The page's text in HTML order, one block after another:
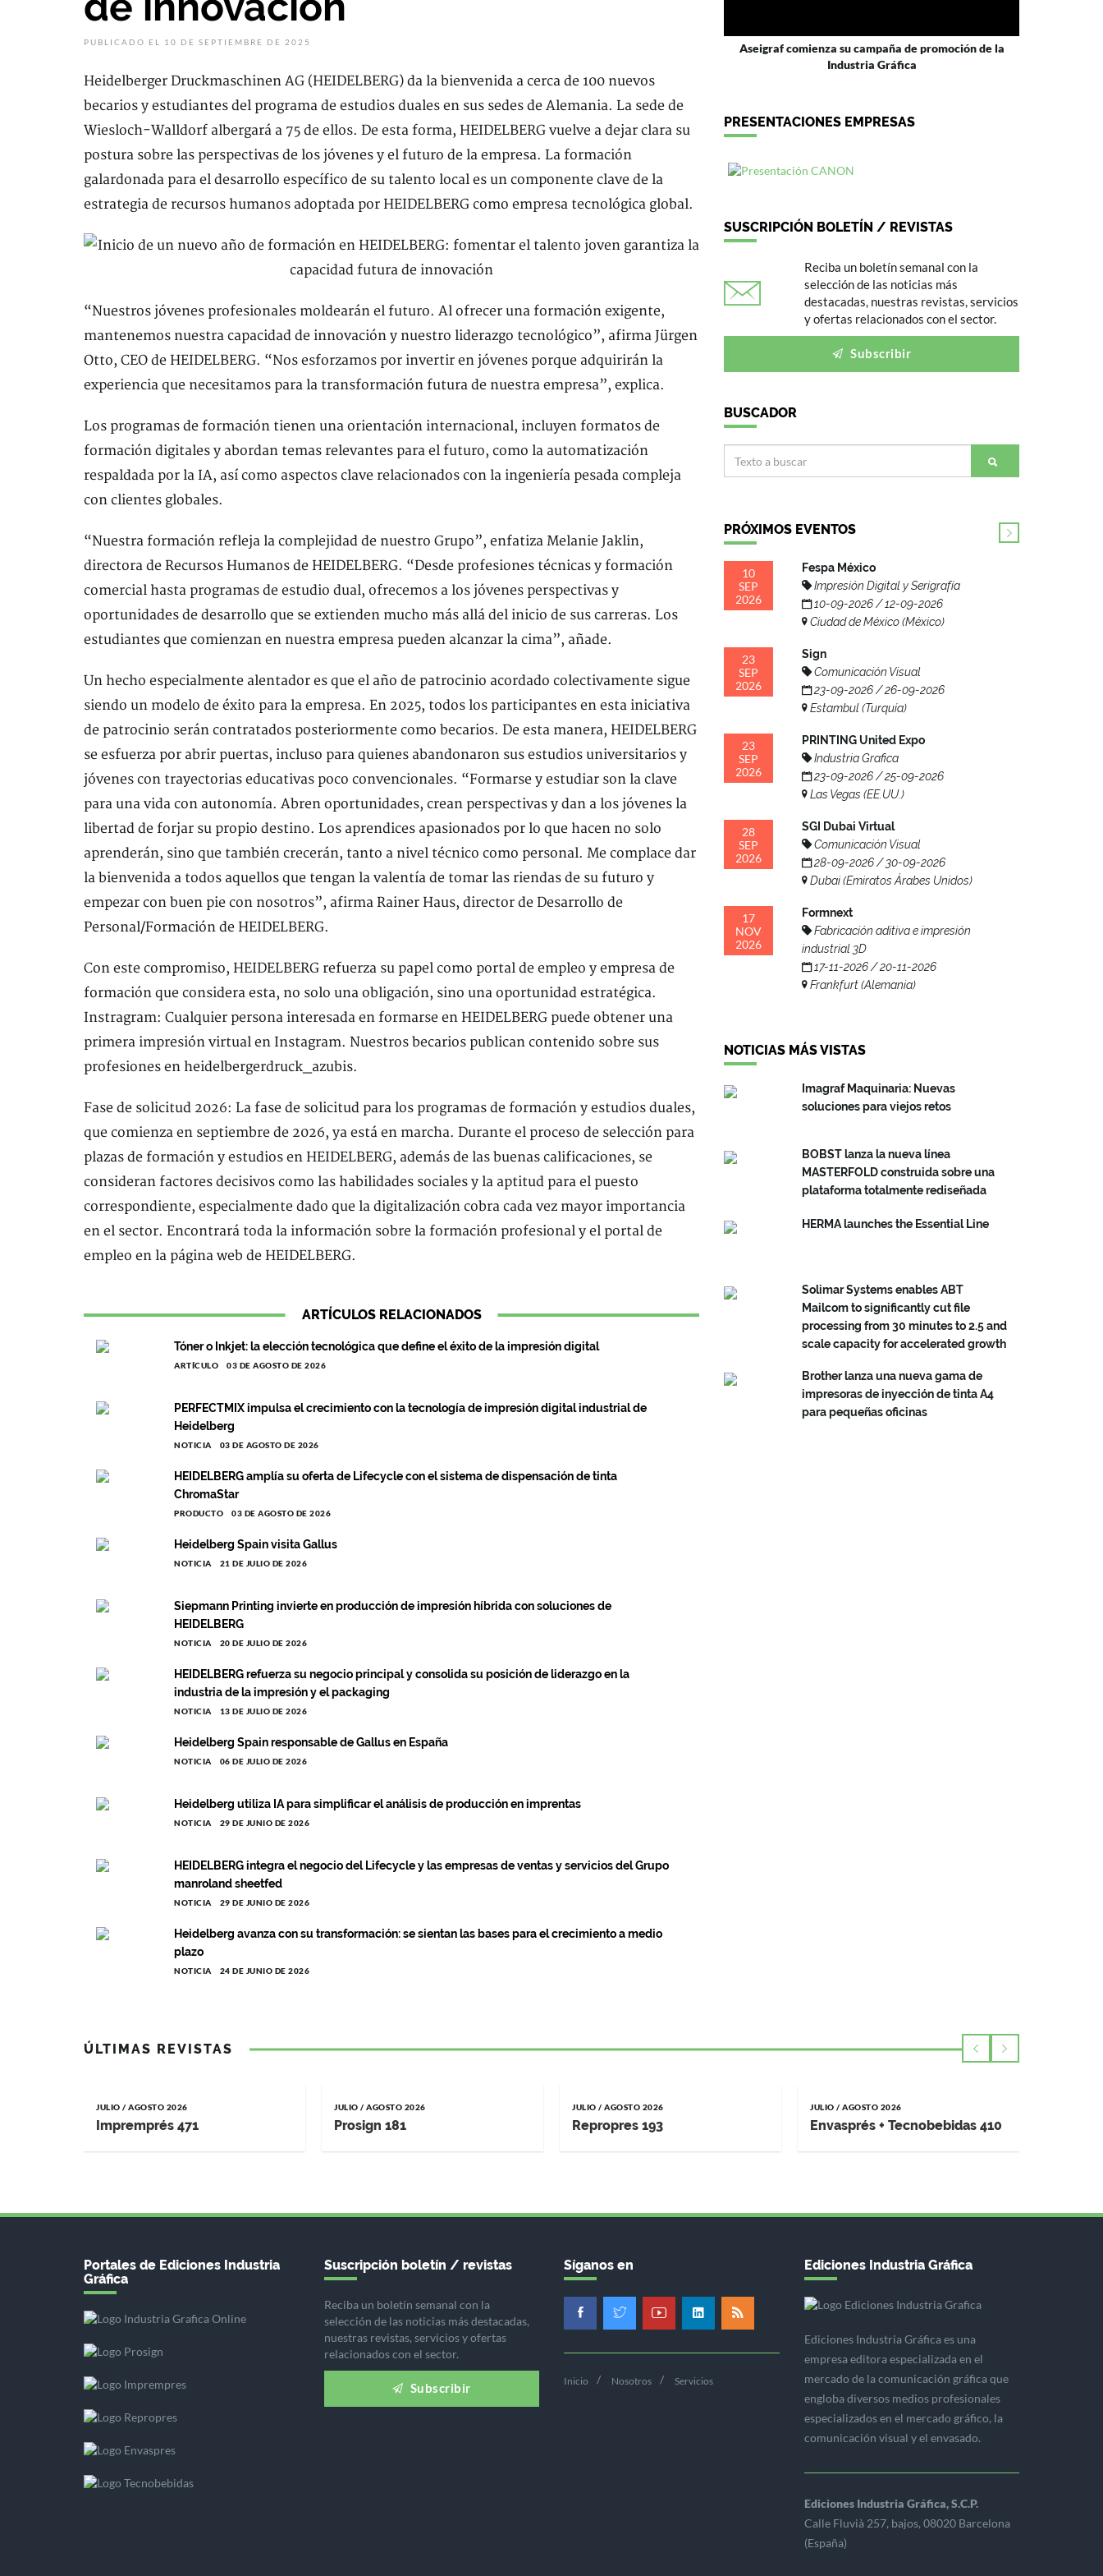
PUBLICADO EL 10 DE SEPTIEMBRE DE 2025
Heidelberger Druckmaschinen AG (HEIDELBERG) da la bienvenida a cerca de 100 nuevos
becarios y estudiantes del programa de estudios duales en sus sedes de Alemania. La sede de
Wiesloch-Walldorf albergará a 75 de ellos. De esta forma, HEIDELBERG vuelve a dejar clara su
postura sobre las perspectivas de los jóvenes y el futuro de la empresa. La formación
galardonada para el desarrollo específico de su talento local es un componente clave de la
estrategia de recursos humanos adoptada por HEIDELBERG como empresa tecnológica global.
“Nuestros jóvenes profesionales moldearán el futuro. Al ofrecer una formación exigente,
mantenemos nuestra capacidad de innovación y nuestro liderazgo tecnológico”, afirma Jürgen
Otto, CEO de HEIDELBERG. “Nos esforzamos por invertir en jóvenes porque adquirirán la
experiencia que necesitamos para la transformación futura de nuestra empresa”, explica.
Los programas de formación tienen una orientación internacional, incluyen formatos de
formación digitales y abordan temas relevantes para el futuro, como la automatización
respaldada por la IA, así como aspectos clave relacionados con la ingeniería pesada compleja
con clientes globales.
“Nuestra formación refleja la complejidad de nuestro Grupo”, enfatiza Melanie Jaklin,
directora de Recursos Humanos de HEIDELBERG. “Desde profesiones técnicas y formación
comercial hasta programas de estudio dual, ofrecemos a los jóvenes perspectivas y
oportunidades de desarrollo que se extienden mucho más allá del inicio de sus carreras. Los
estudiantes que comienzan en nuestra empresa pueden alcanzar la cima”, añade.
Un hecho especialmente alentador es que el año de patrocinio acordado colectivamente sigue
siendo un modelo de éxito para la empresa. En 2025, todos los participantes en esta iniciativa
de patrocinio serán contratados posteriormente como becarios. De esta manera, HEIDELBERG
se esfuerza por abrir puertas, incluso para quienes abandonaron sus estudios universitarios y
jóvenes con trayectorias educativas poco convencionales. “Formarse y estudiar son la clave
para una vida con autonomía. Abren oportunidades, crean perspectivas y dan a los jóvenes la
libertad de forjar su propio destino. Los aprendices apasionados por lo que hacen no solo
aprenderán, sino que también crecerán, tanto a nivel técnico como personal. Me complace dar
la bienvenida a todos aquellos que tengan la valentía de tomar las riendas de su futuro y
empezar con buen pie con nosotros”, afirma Rainer Haus, director de Desarrollo de
Personal/Formación de HEIDELBERG.
Con este compromiso, HEIDELBERG refuerza su papel como portal de empleo y empresa de
formación que considera esta, no solo una obligación, sino una oportunidad estratégica.
Instragram: Cualquier persona interesada en formarse en HEIDELBERG puede obtener una
primera impresión virtual en Instagram. Nuestros becarios publican contenido sobre sus
profesiones en heidelbergerdruck_azubis.
Fase de solicitud 2026: La fase de solicitud para los programas de formación y estudios duales,
que comienza en septiembre de 2026, ya está en marcha. Durante el proceso de selección para
plazas de formación y estudios en HEIDELBERG, además de las buenas calificaciones, se
consideran factores decisivos como las habilidades sociales y la aptitud para el puesto
correspondiente, especialmente dado que la digitalización cobra cada vez mayor importancia
en el sector. Encontrará toda la información sobre la formación profesional y el portal de
empleo en la página web de HEIDELBERG.
ARTÍCULOS RELACIONADOS
Tóner o Inkjet: la elección tecnológica que define el éxito de la impresión digital
ARTÍCULO 03 DE AGOSTO DE 2026
PERFECTMIX impulsa el crecimiento con la tecnología de impresión digital industrial de
Heidelberg
NOTICIA 03 DE AGOSTO DE 2026
HEIDELBERG amplía su oferta de Lifecycle con el sistema de dispensación de tinta
ChromaStar
PRODUCTO 03 DE AGOSTO DE 2026
Heidelberg Spain visita Gallus
NOTICIA 21 DE JULIO DE 2026
Siepmann Printing invierte en producción de impresión híbrida con soluciones de
HEIDELBERG
NOTICIA 20 DE JULIO DE 2026
HEIDELBERG refuerza su negocio principal y consolida su posición de liderazgo en la
industria de la impresión y el packaging
NOTICIA 13 DE JULIO DE 2026
Heidelberg Spain responsable de Gallus en España
NOTICIA 06 DE JULIO DE 2026
Heidelberg utiliza IA para simplificar el análisis de producción en imprentas
NOTICIA 29 DE JUNIO DE 2026
HEIDELBERG integra el negocio del Lifecycle y las empresas de ventas y servicios del Grupo
manroland sheetfed
NOTICIA 29 DE JUNIO DE 2026
Heidelberg avanza con su transformación: se sientan las bases para el crecimiento a medio
plazo
NOTICIA 24 DE JUNIO DE 2026
Aseigraf comienza su campaña de promoción de la
Industria Gráfica
PRESENTACIONES EMPRESAS
SUSCRIPCIÓN BOLETÍN / REVISTAS
Reciba un boletín semanal con la
selección de las noticias más
destacadas, nuestras revistas, servicios
y ofertas relacionados con el sector.
Subscribir
BUSCADOR
PRÓXIMOS EVENTOS
10
SEP
2026
Fespa México
Impresión Digital y Serigrafía
10-09-2026 / 12-09-2026
Ciudad de México (México)
23
SEP
2026
Sign
Comunicación Visual
23-09-2026 / 26-09-2026
Estambul (Turquía)
23
SEP
2026
PRINTING United Expo
Industria Grafica
23-09-2026 / 25-09-2026
Las Vegas (EE.UU.)
28
SEP
2026
SGI Dubai Virtual
Comunicación Visual
28-09-2026 / 30-09-2026
Dubai (Emiratos Árabes Unidos)
17
NOV
2026
Formnext
Fabricación aditiva e impresión
industrial 3D
17-11-2026 / 20-11-2026
Frankfurt (Alemania)
NOTICIAS MÁS VISTAS
Imagraf Maquinaria: Nuevas
soluciones para viejos retos
BOBST lanza la nueva línea
MASTERFOLD construida sobre una
plataforma totalmente rediseñada
HERMA launches the Essential Line
Solimar Systems enables ABT
Mailcom to significantly cut file
processing from 30 minutes to 2.5 and
scale capacity for accelerated growth
Brother lanza una nueva gama de
impresoras de inyección de tinta A4
para pequeñas oficinas
ÚLTIMAS REVISTAS
JULIO / AGOSTO 2026
Impremprés 471
JULIO / AGOSTO 2026
Prosign 181
JULIO / AGOSTO 2026
Repropres 193
JULIO / AGOSTO 2026
Envasprés + Tecnobebidas 410
Portales de Ediciones Industria
Gráfica
Suscripción boletín / revistas
Reciba un boletín semanal con la
selección de las noticias más destacadas,
nuestras revistas, servicios y ofertas
relacionados con el sector.
Subscribir
Síganos en
Inicio Nosotros Servicios
Ediciones Industria Gráfica
Ediciones Industria Gráfica es una
empresa editora especializada en el
mercado de la comunicación gráfica que
engloba diversos medios profesionales
especializados en el mercado gráfico, la
comunicación visual y el envasado.
Ediciones Industria Gráfica, S.C.P.
Calle Fluvià 257, bajos, 08020 Barcelona
(España)